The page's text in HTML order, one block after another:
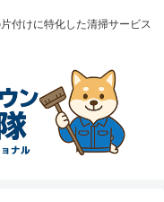
付けに特化した清掃サービス